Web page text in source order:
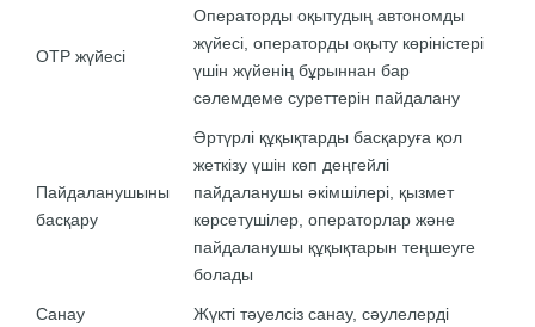
OTP жүйесі
Операторды оқытудың автономды
жүйесі, операторды оқыту көріністері
үшін жүйенің бұрыннан бар
сәлемдеме суреттерін пайдалану
Пайдаланушыны
басқару
Әртүрлі құқықтарды басқаруға қол
жеткізу үшін көп деңгейлі
пайдаланушы әкімшілері, қызмет
көрсетушілер, операторлар және
пайдаланушы құқықтарын теңшеуге
болады
Санау
Жүкті тәуелсіз санау, сәулелерді